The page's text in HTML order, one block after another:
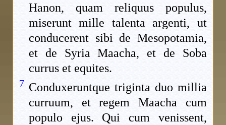
Hanon, quam reliquus populus,
miserunt mille talenta argenti, ut
conducerent sibi de Mesopotamia,
et de Syria Maacha, et de Soba
currus et equites.
7 Conduxeruntque triginta duo millia
curruum, et regem Maacha cum
populo ejus. Qui cum venissent,